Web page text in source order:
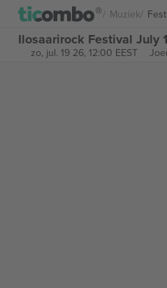
Muziek
Ilosaarirock Festival July
zo, jul. 19 26, 12:00 EEST